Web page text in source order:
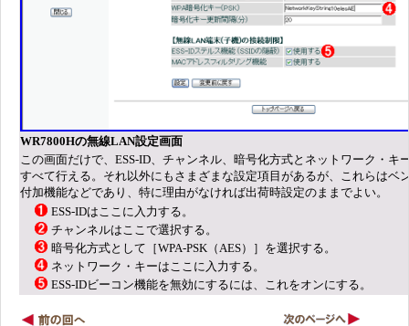
WR7800Hの無線LAN設定画面
この画面だけで、ESS-ID、チャンネル、暗号化方式とネットワーク・キ
すべて行える。それ以外にもさまざまな設定項目があるが、これらはベ
付加機能などであり、特に理由がなければ出荷時設定のままでよい。
ESS-IDはここに入力する。
チャンネルはここで選択する。
暗号化方式として［WPA-PSK（AES）］を選択する。
ネットワーク・キーはここに入力する。
ESS-IDビーコン機能を無効にするには、これをオンにする。